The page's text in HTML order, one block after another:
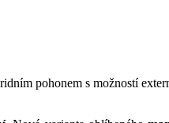
pohonem s možností